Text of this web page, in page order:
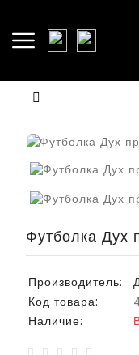
Футболка Дух
Производитель:
Код товара:
Наличие: